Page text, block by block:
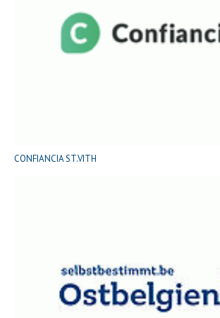
CONFIANCIA ST.VITH